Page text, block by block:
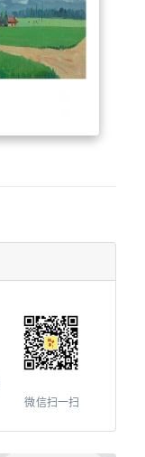
微信扫一扫